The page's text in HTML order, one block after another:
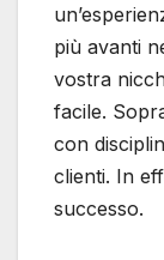
più avanti
vostra
facile.
con
clienti. In
successo.